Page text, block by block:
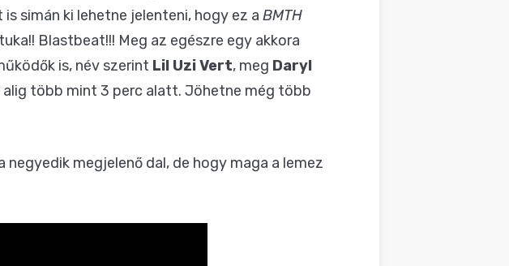
is simán ki lehetne jelenteni, hogy ez a BMTH
Blastbeat!!! Meg az egészre egy akkora
is, név szerint Lil Uzi Vert, meg Daryl
több mint 3 perc alatt. Jöhetne még több
megjelenő dal, de hogy maga a lemez